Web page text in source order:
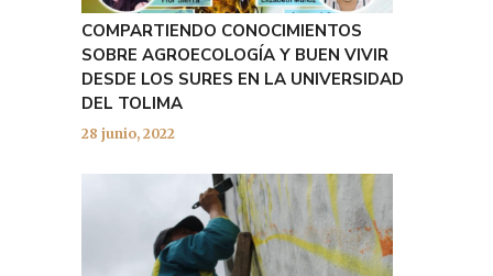
COMPARTIENDO CONOCIMIENTOS
SOBRE AGROECOLOGÍA Y BUEN VIVIR
DESDE LOS SURES EN LA UNIVERSIDAD
DEL TOLIMA
28 junio, 2022